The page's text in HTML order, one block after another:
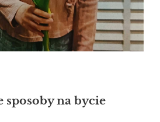
sposoby na bycie